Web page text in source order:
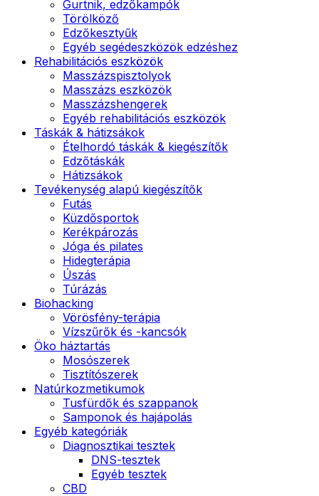
Gurtnik, edzőkampók
Törölköző
Edzőkesztyűk
Egyéb segédeszközök edzéshez
Rehabilitációs eszközök
Masszázspisztolyok
Masszázs eszközök
Masszázshengerek
Egyéb rehabilitációs eszközök
Táskák & hátizsákok
Ételhordó táskák & kiegészítők
Edzőtáskák
Hátizsákok
Tevékenység alapú kiegészítők
Futás
Küzdősportok
Kerékpározás
Jóga és pilates
Hidegterápia
Úszás
Túrázás
Biohacking
Vörösfény-terápia
Vízszűrők és -kancsók
Öko háztartás
Mosószerek
Tisztítószerek
Natúrkozmetikumok
Tusfürdők és szappanok
Samponok és hajápolás
Egyéb kategóriák
Diagnosztikai tesztek
DNS-tesztek
Egyéb tesztek
CBD